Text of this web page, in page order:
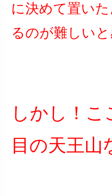
に決めて置い
るのが難しい
しかし！こ
目の天王山